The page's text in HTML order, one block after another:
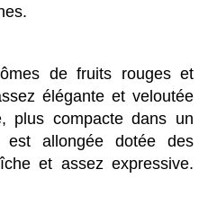
de fruits rouges et
élégante et veloutée
plus compacte dans un
allongée dotée des
et assez expressive.